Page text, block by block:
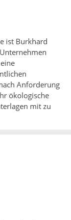
ist Burkhard
Anforderung
ökologische
mit zu